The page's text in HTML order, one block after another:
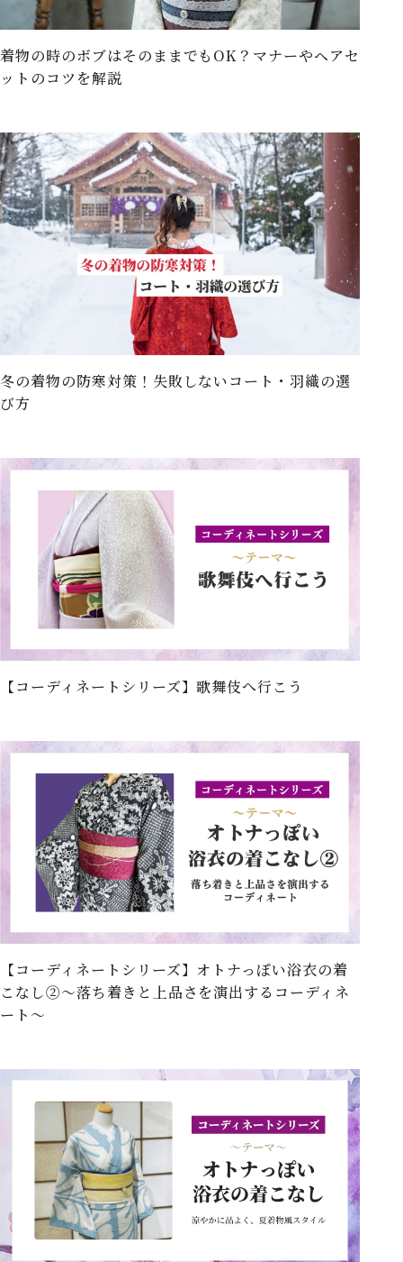
着物の時のボブはそのままでもOK？マナーやヘアセ
ットのコツを解説
冬の着物の防寒対策！失敗しないコート・羽織の選
び方
【コーディネートシリーズ】歌舞伎へ行こう
【コーディネートシリーズ】オトナっぽい浴衣の着
こなし②～落ち着きと上品さを演出するコーディネ
ート～